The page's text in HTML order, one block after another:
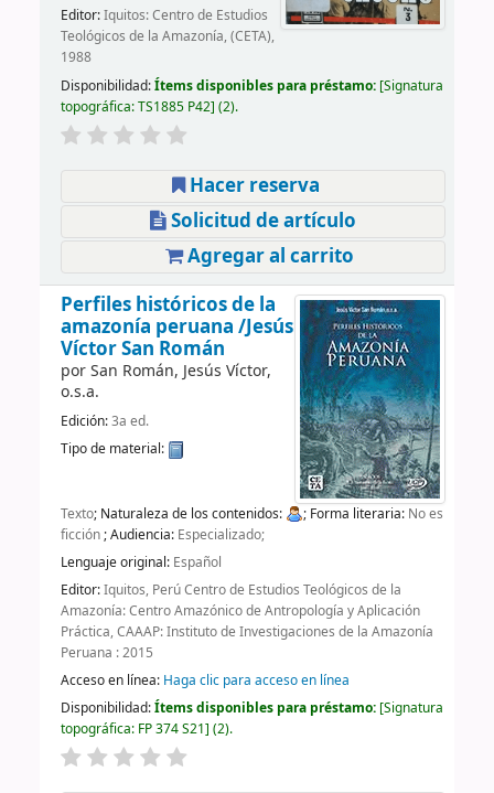
Editor:Iquitos: Centro de Estudios
Teológicos de la Amazonía, (CETA),
1988
Disponibilidad:Ítems disponibles para préstamo: Signatura
topográfica:TS1885 P42 (2).
Hacer reserva
Solicitud de artículo
Agregar al carrito
Perfiles históricos de la
amazonía peruana /Jesús
Víctor San Román
porSan Román, Jesús Víctor,
o.s.a.
Edición:3a ed.
Tipo de material:
Texto; Naturaleza de los contenidos: ; Forma literaria: No es
ficción; Audiencia: Especializado;
Lenguaje original: Español
Editor:Iquitos, Perú Centro de Estudios Teológicos de la
Amazonía: Centro Amazónico de Antropología y Aplicación
Práctica, CAAAP: Instituto de Investigaciones de la Amazonía
Peruana : 2015
Acceso en línea: Haga clic para acceso en línea
Disponibilidad:Ítems disponibles para préstamo: Signatura
topográfica: FP 374 S21 (2).